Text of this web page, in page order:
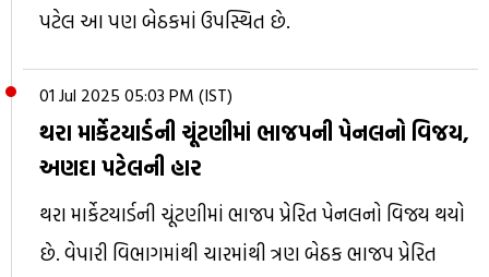
પટેલ આ પણ બેઠકમાં ઉપસ્થિત છે.
01 Jul 2025 05:03 PM (IST)
થરા માર્કેટયાર્ડની ચૂંટણીમાં ભાજપની પેનલનો વિજય,
અણદા પટેલની હાર
થરા માર્કેટયાર્ડની ચૂંટણીમાં ભાજપ પ્રેરિત પેનલનો વિજય થયો
છે. વેપારી વિભાગમાંથી ચારમાંંથી ત્રણ બેઠક ભાજપ પ્રેરિત